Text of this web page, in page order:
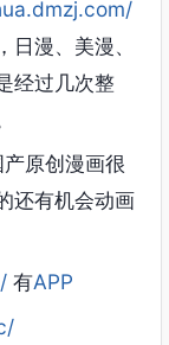
漫、美漫、
经过几次整
产原创漫画很
还有机会动画
有APP